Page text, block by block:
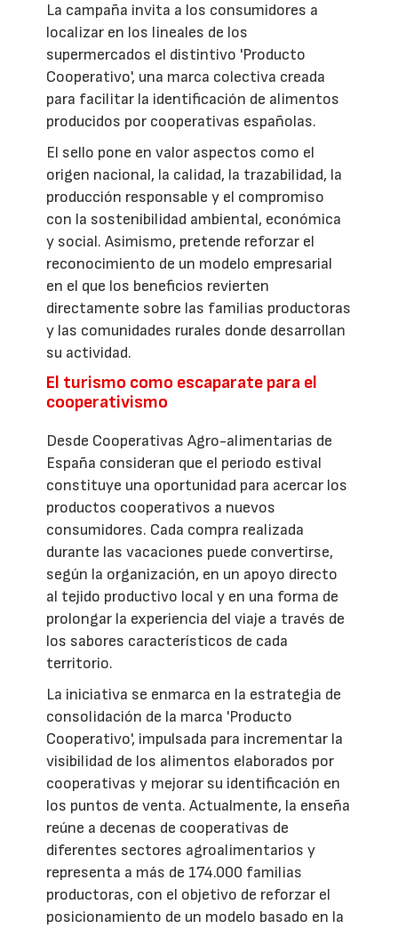
La campaña invita a los consumidores a
localizar en los lineales de los
supermercados el distintivo 'Producto
Cooperativo', una marca colectiva creada
para facilitar la identificación de alimentos
producidos por cooperativas españolas.
El sello pone en valor aspectos como el
origen nacional, la calidad, la trazabilidad, la
producción responsable y el compromiso
con la sostenibilidad ambiental, económica
y social. Asimismo, pretende reforzar el
reconocimiento de un modelo empresarial
en el que los beneficios revierten
directamente sobre las familias productoras
y las comunidades rurales donde desarrollan
su actividad.
El turismo como escaparate para el
cooperativismo
Desde Cooperativas Agro-alimentarias de
España consideran que el periodo estival
constituye una oportunidad para acercar los
productos cooperativos a nuevos
consumidores. Cada compra realizada
durante las vacaciones puede convertirse,
según la organización, en un apoyo directo
al tejido productivo local y en una forma de
prolongar la experiencia del viaje a través de
los sabores característicos de cada
territorio.
La iniciativa se enmarca en la estrategia de
consolidación de la marca 'Producto
Cooperativo', impulsada para incrementar la
visibilidad de los alimentos elaborados por
cooperativas y mejorar su identificación en
los puntos de venta. Actualmente, la enseña
reúne a decenas de cooperativas de
diferentes sectores agroalimentarios y
representa a más de 174.000 familias
productoras, con el objetivo de reforzar el
posicionamiento de un modelo basado en la